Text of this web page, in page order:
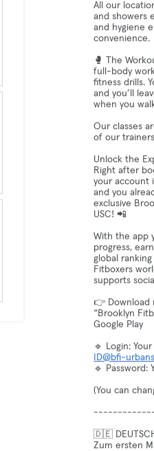
All our
and showers
and hygiene
convenience.
🥊 The
full-body
fitness drills.
and you’ll
when you
Our classes
of our
Unlock the
Right after
your account
and you
exclusive
USC! 📲
With the app
progress,
global
Fitboxers
supports
👉 Download
“Brooklyn
Google Play
🔹 Login:
ID@bfi-
🔹
(You can
🇩🇪
Zum ersten